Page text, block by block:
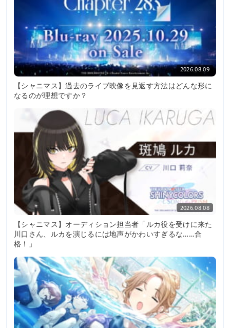
2026.08.09
【シャニマス】過去のライブ映像を見返す方法はどんな形に
なるのが理想ですか？
2026.08.08
【シャニマス】オーディション担当者「ルカ役を受けに来た
川口さん、ルカを演じるには地声がかわいすぎるな……合
格！」